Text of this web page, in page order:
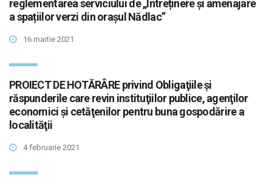
reglementarea serviciului de „Întreținere și amenajare
a spațiilor verzi din orașul Nădlac”
16 martie 2021
PROIECT DE HOTĂRÂRE privind Obligaţiile şi
răspunderile care revin instituţiilor publice, agenţilor
economici şi cetăţenilor pentru buna gospodărire a
localităţii
4 februarie 2021